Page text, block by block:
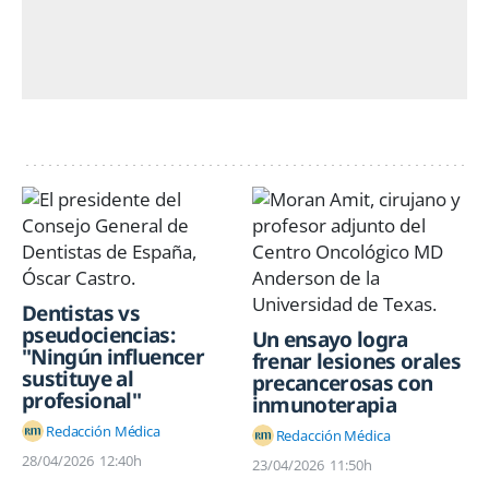
Dentistas vs
pseudociencias:
"Ningún influencer
sustituye al
profesional"
Redacción Médica
28/04/2026 12:40h
Un ensayo logra
frenar lesiones orales
precancerosas con
inmunoterapia
Redacción Médica
23/04/2026 11:50h